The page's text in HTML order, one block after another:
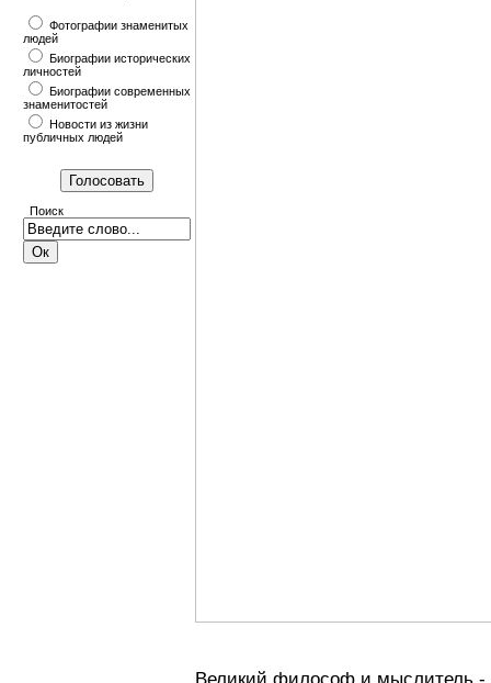
Фотографии знаменитых
людей
Биографии исторических
личностей
Биографии современных
знаменитостей
Новости из жизни
публичных людей
Поиск